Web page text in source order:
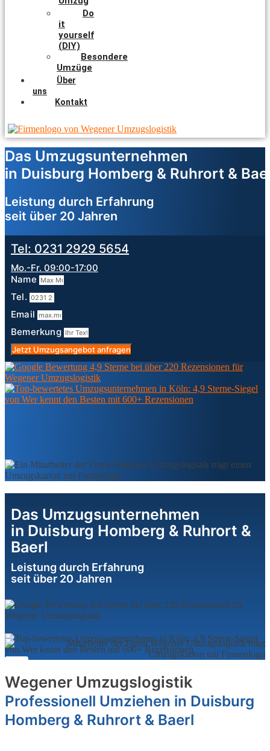
Do
it
yourself
(DIY)
Besondere
Umzüge
Über
uns
Kontakt
Das Umzugsunternehmen
in Duisburg Homberg & Ruhrort &
Leistung durch Erfahrung
seit über 20 Jahren
Tel: 0231 2929 5654
Mo.-Fr. 09:00-17:00
Name
Tel.
Email
Bemerkung
Jetzt Umzugsangebot anfragen
Das Umzugsunternehmen
in Duisburg Homberg & Ruhrort &
Baerl
Leistung durch Erfahrung
seit über 20 Jahren
Wegener Umzugslogistik
Professionell Umziehen in Duisburg
Homberg & Ruhrort & Baerl